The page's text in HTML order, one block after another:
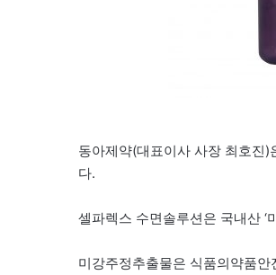
동아제약(대표이사 사장 최호진)
다.
셀파렉스 수면솔루션은 국내산 ‘
미강주정추출물은 식품의약품